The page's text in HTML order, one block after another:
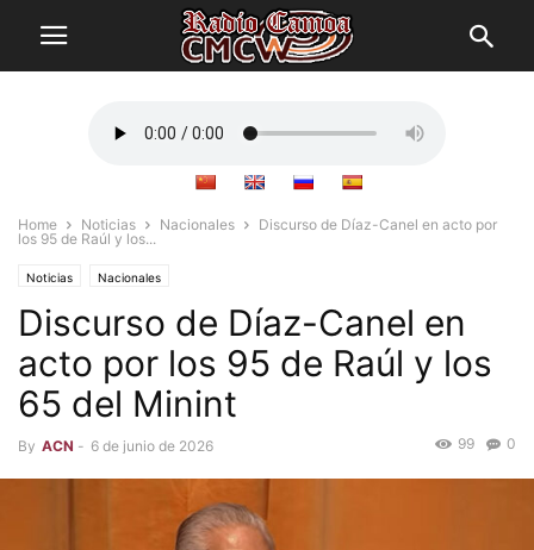
Home Noticias Nacionales
Discurso de Díaz-Canel en acto por
los 95 de Raúl y los...
Noticias Nacionales
Discurso de Díaz-Canel en
acto por los 95 de Raúl y los
65 del Minint
By ACN - 6 de junio de 2026 0
99